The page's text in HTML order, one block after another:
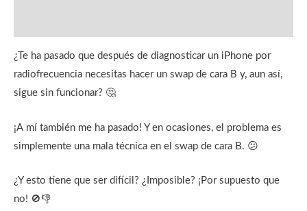
¿Te ha pasado que después de diagnosticar un iPhone por
radiofrecuencia necesitas hacer un swap de cara B y, aun así,
sigue sin funcionar? 🤔
¡A mí también me ha pasado! Y en ocasiones, el problema es
simplemente una mala técnica en el swap de cara B. 😕
¿Y esto tiene que ser difícil? ¿Imposible? ¡Por supuesto que
no! 🚫👎